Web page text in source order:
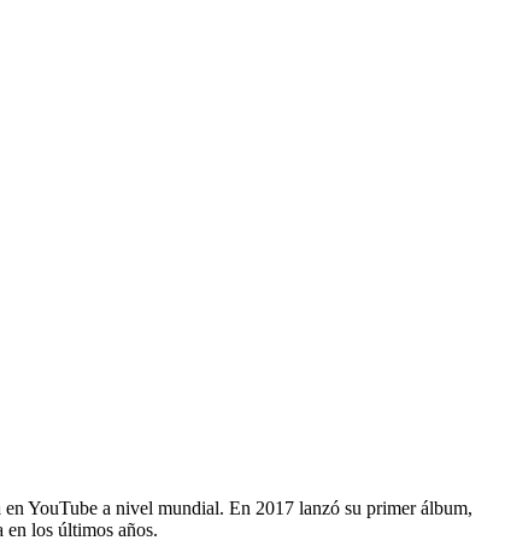
YouTube a nivel mundial. En 2017 lanzó su primer álbum,
los últimos años.